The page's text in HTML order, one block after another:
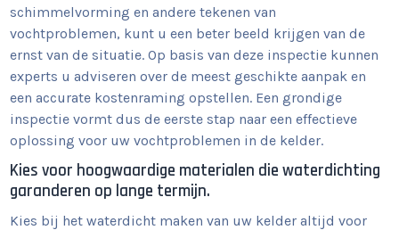
schimmelvorming en andere tekenen van
vochtproblemen, kunt u een beter beeld krijgen van de
ernst van de situatie. Op basis van deze inspectie kunnen
experts u adviseren over de meest geschikte aanpak en
een accurate kostenraming opstellen. Een grondige
inspectie vormt dus de eerste stap naar een effectieve
oplossing voor uw vochtproblemen in de kelder.
Kies voor hoogwaardige materialen die waterdichting
garanderen op lange termijn.
Kies bij het waterdicht maken van uw kelder altijd voor